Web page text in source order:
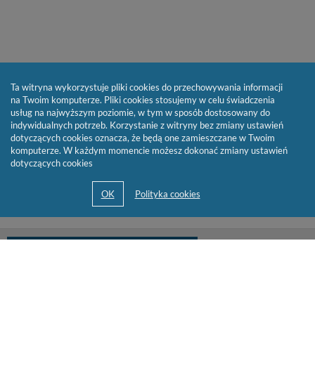
Ta witryna wykorzystuje pliki cookies do przechowywania informacji
na Twoim komputerze. Pliki cookies stosujemy w celu świadczenia
usług na najwyższym poziomie, w tym w sposób dostosowany do
indywidualnych potrzeb. Korzystanie z witryny bez zmiany ustawień
dotyczących cookies oznacza, że będą one zamieszczane w Twoim
komputerze. W każdym momencie możesz dokonać zmiany ustawień
dotyczących cookies